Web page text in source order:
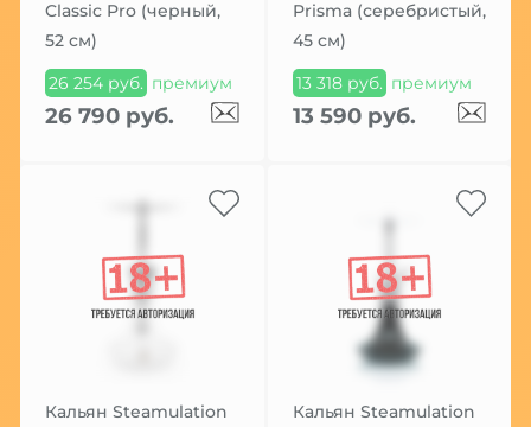
Classic Pro (черный,
52 см)
26 254 руб. премиум
26 790 руб.
Prisma (серебристый,
45 см)
13 318 руб. премиум
13 590 руб.
Кальян Steamulation
Кальян Steamulation